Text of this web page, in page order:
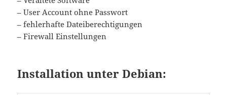
– User Account ohne Passwort
– fehlerhafte Dateiberechtigungen
– Firewall Einstellungen
Installation unter Debian: